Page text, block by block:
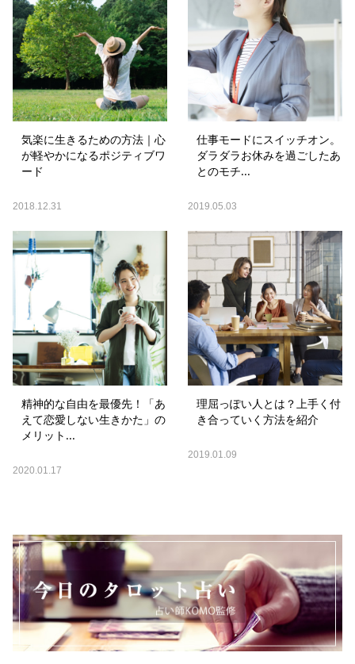
気楽に生きるための方法｜心
が軽やかになるポジティブワ
ード
2018.12.31
仕事モードにスイッチオン。
ダラダラお休みを過ごしたあ
とのモチ...
2019.05.03
精神的な自由を最優先！「あ
えて恋愛しない生きかた」の
メリット...
2020.01.17
理屈っぽい人とは？上手く付
き合っていく方法を紹介
2019.01.09